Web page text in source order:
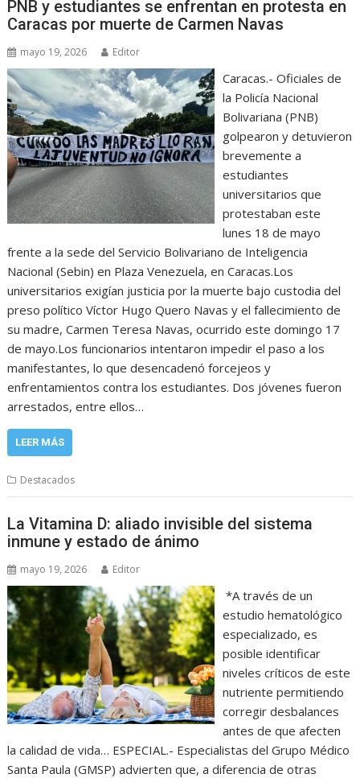
PNB y estudiantes se enfrentan en protesta en
Caracas por muerte de Carmen Navas
mayo 19, 2026 Editor
Caracas.- Oficiales de
la Policía Nacional
Bolivariana (PNB)
golpearon y detuvieron
brevemente a
estudiantes
universitarios que
protestaban este
lunes 18 de mayo
frente a la sede del Servicio Bolivariano de Inteligencia
Nacional (Sebin) en Plaza Venezuela, en Caracas.Los
universitarios exigían justicia por la muerte bajo custodia del
preso político Víctor Hugo Quero Navas y el fallecimiento de
su madre, Carmen Teresa Navas, ocurrido este domingo 17
de mayo.Los funcionarios intentaron impedir el paso a los
manifestantes, lo que desencadenó forcejeos y
enfrentamientos contra los estudiantes. Dos jóvenes fueron
arrestados, entre ellos…
LEER MÁS
Destacados
La Vitamina D: aliado invisible del sistema
inmune y estado de ánimo
mayo 19, 2026 Editor
*A través de un
estudio hematológico
especializado, es
posible identificar
niveles críticos de este
nutriente permitiendo
corregir desbalances
antes de que afecten
la calidad de vida… ESPECIAL.- Especialistas del Grupo Médico
Santa Paula (GMSP) advierten que, a diferencia de otras